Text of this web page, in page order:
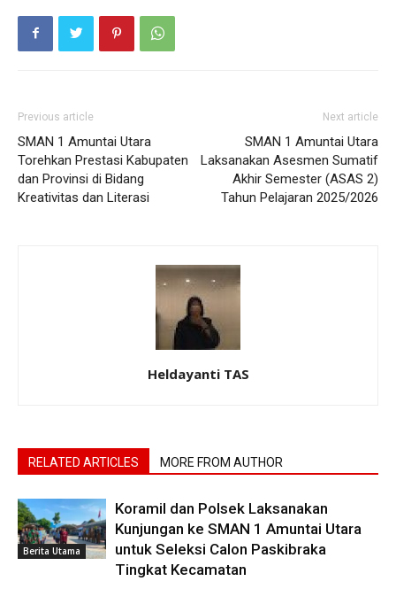
Previous article
SMAN 1 Amuntai Utara
Torehkan Prestasi Kabupaten
dan Provinsi di Bidang
Kreativitas dan Literasi
Next article
SMAN 1 Amuntai Utara
Laksanakan Asesmen Sumatif
Akhir Semester (ASAS 2)
Tahun Pelajaran 2025/2026
Heldayanti TAS
RELATED ARTICLES MORE FROM AUTHOR
Berita Utama
Koramil dan Polsek Laksanakan
Kunjungan ke SMAN 1 Amuntai Utara
untuk Seleksi Calon Paskibraka
Tingkat Kecamatan